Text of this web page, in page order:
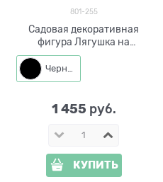
801-255
Садовая декоративная
фигура Лягушка на
велосипеде 801-255 металл
Черный
1 455 руб.
КУПИТЬ